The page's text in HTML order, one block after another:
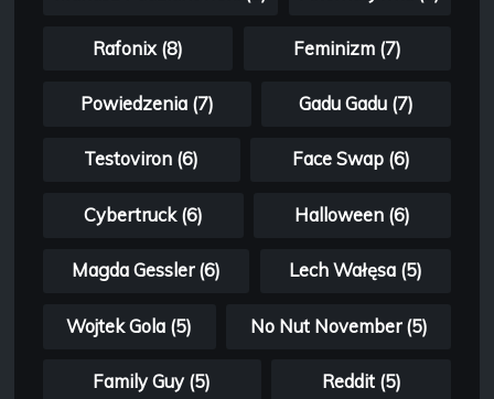
Rafonix (8) Feminizm (7)
Powiedzenia (7) Gadu Gadu (7)
Testoviron (6) Face Swap (6)
Cybertruck (6) Halloween (6)
Magda Gessler (6) Lech Wałęsa (5)
Wojtek Gola (5) No Nut November (5)
Family Guy (5) Reddit (5)